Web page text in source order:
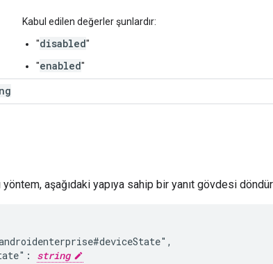
Kabul edilen değerler şunlardır:
"disabled"
"enabled"
yöntem, aşağıdaki yapıya sahip bir yanıt gövdesi
string